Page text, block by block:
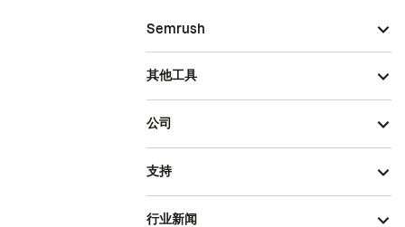
Semrush
其他工具
公司
支持
行业新闻